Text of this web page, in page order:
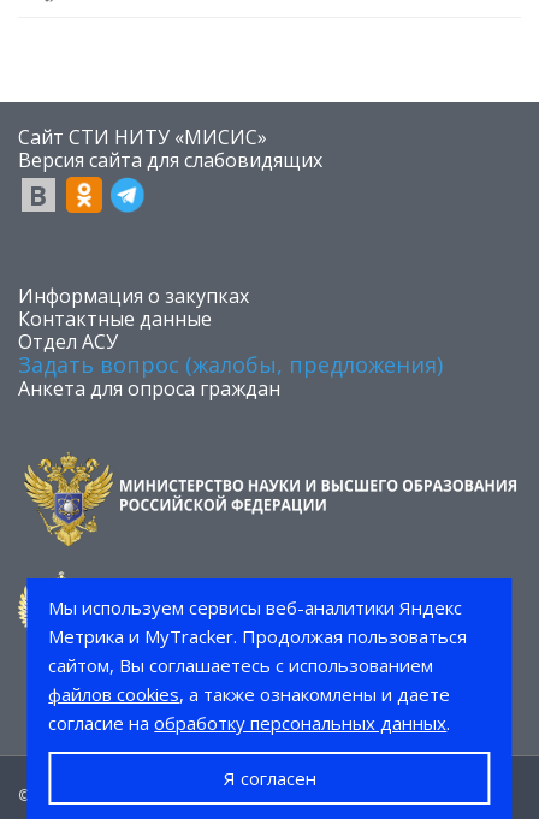
Мы используем сервисы веб-аналитики Яндекс
Метрика и MyTracker. Продолжая пользоваться
сайтом, Вы соглашаетесь с использованием
файлов cookies, а также ознакомлены и даете
согласие наобработку персональных данных.
Я согласен
Сайт СТИ НИТУ «МИСИС»
​Версия сайта для слабовидящих
​Информация о закупках
Контактные данные
Отдел АСУ
Задать вопрос (жалобы, предложения)
Анкета для опроса граждан
© 2026 СТИ НИТУ «МИСИС»